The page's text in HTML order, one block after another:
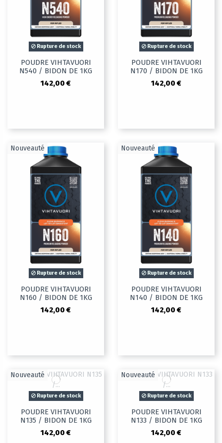
Rupture de stock
POUDRE VIHTAVUORI
N540 / BIDON DE 1KG
142,00 €
Rupture de stock
POUDRE VIHTAVUORI
N170 / BIDON DE 1KG
142,00 €
Nouveauté
Rupture de stock
POUDRE VIHTAVUORI
N160 / BIDON DE 1KG
142,00 €
Nouveauté
Rupture de stock
POUDRE VIHTAVUORI
N140 / BIDON DE 1KG
142,00 €
Nouveauté
Rupture de stock
POUDRE VIHTAVUORI
N135 / BIDON DE 1KG
142,00 €
Nouveauté
Rupture de stock
POUDRE VIHTAVUORI
N133 / BIDON DE 1KG
142,00 €